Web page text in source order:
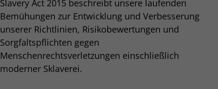
Slavery Act 2015 beschreibt unsere laufenden
Bemühungen zur Entwicklung und Verbesserung
unserer Richtlinien, Risikobewertungen und
Sorgfaltspflichten gegen
Menschenrechtsverletzungen einschließlich
moderner Sklaverei.